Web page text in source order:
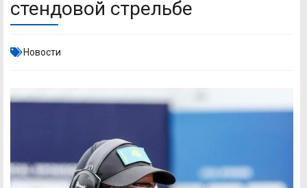
стендовой стрельбе
Новости